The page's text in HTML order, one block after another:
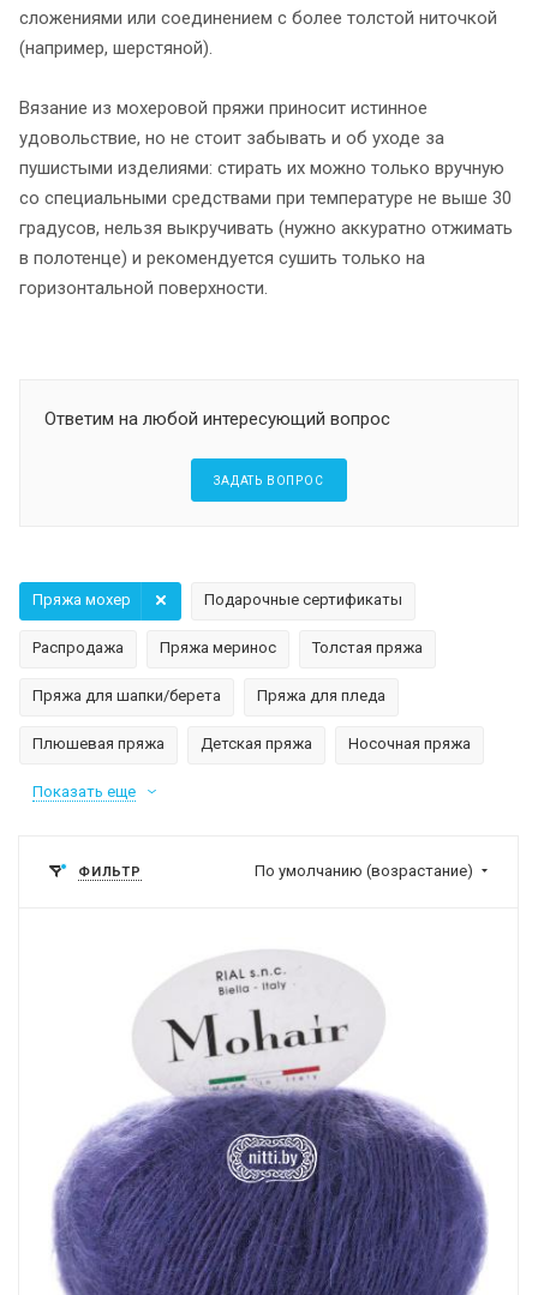
сложениями или соединением с более толстой ниточкой
(например, шерстяной).
Вязание из мохеровой пряжи приносит истинное
удовольствие, но не стоит забывать и об уходе за
пушистыми изделиями: стирать их можно только вручную
со специальными средствами при температуре не выше 30
градусов, нельзя выкручивать (нужно аккуратно отжимать
в полотенце) и рекомендуется сушить только на
горизонтальной поверхности.
Ответим на любой интересующий вопрос
ЗАДАТЬ ВОПРОС
Подарочные сертификаты
Распродажа Пряжа меринос Толстая пряжа
Пряжа мохер
Пряжа для шапки/берета Пряжа для пледа
Плюшевая пряжа Детская пряжа Носочная пряжа
Показать еще
ФИЛЬТР По умолчанию (возрастание)